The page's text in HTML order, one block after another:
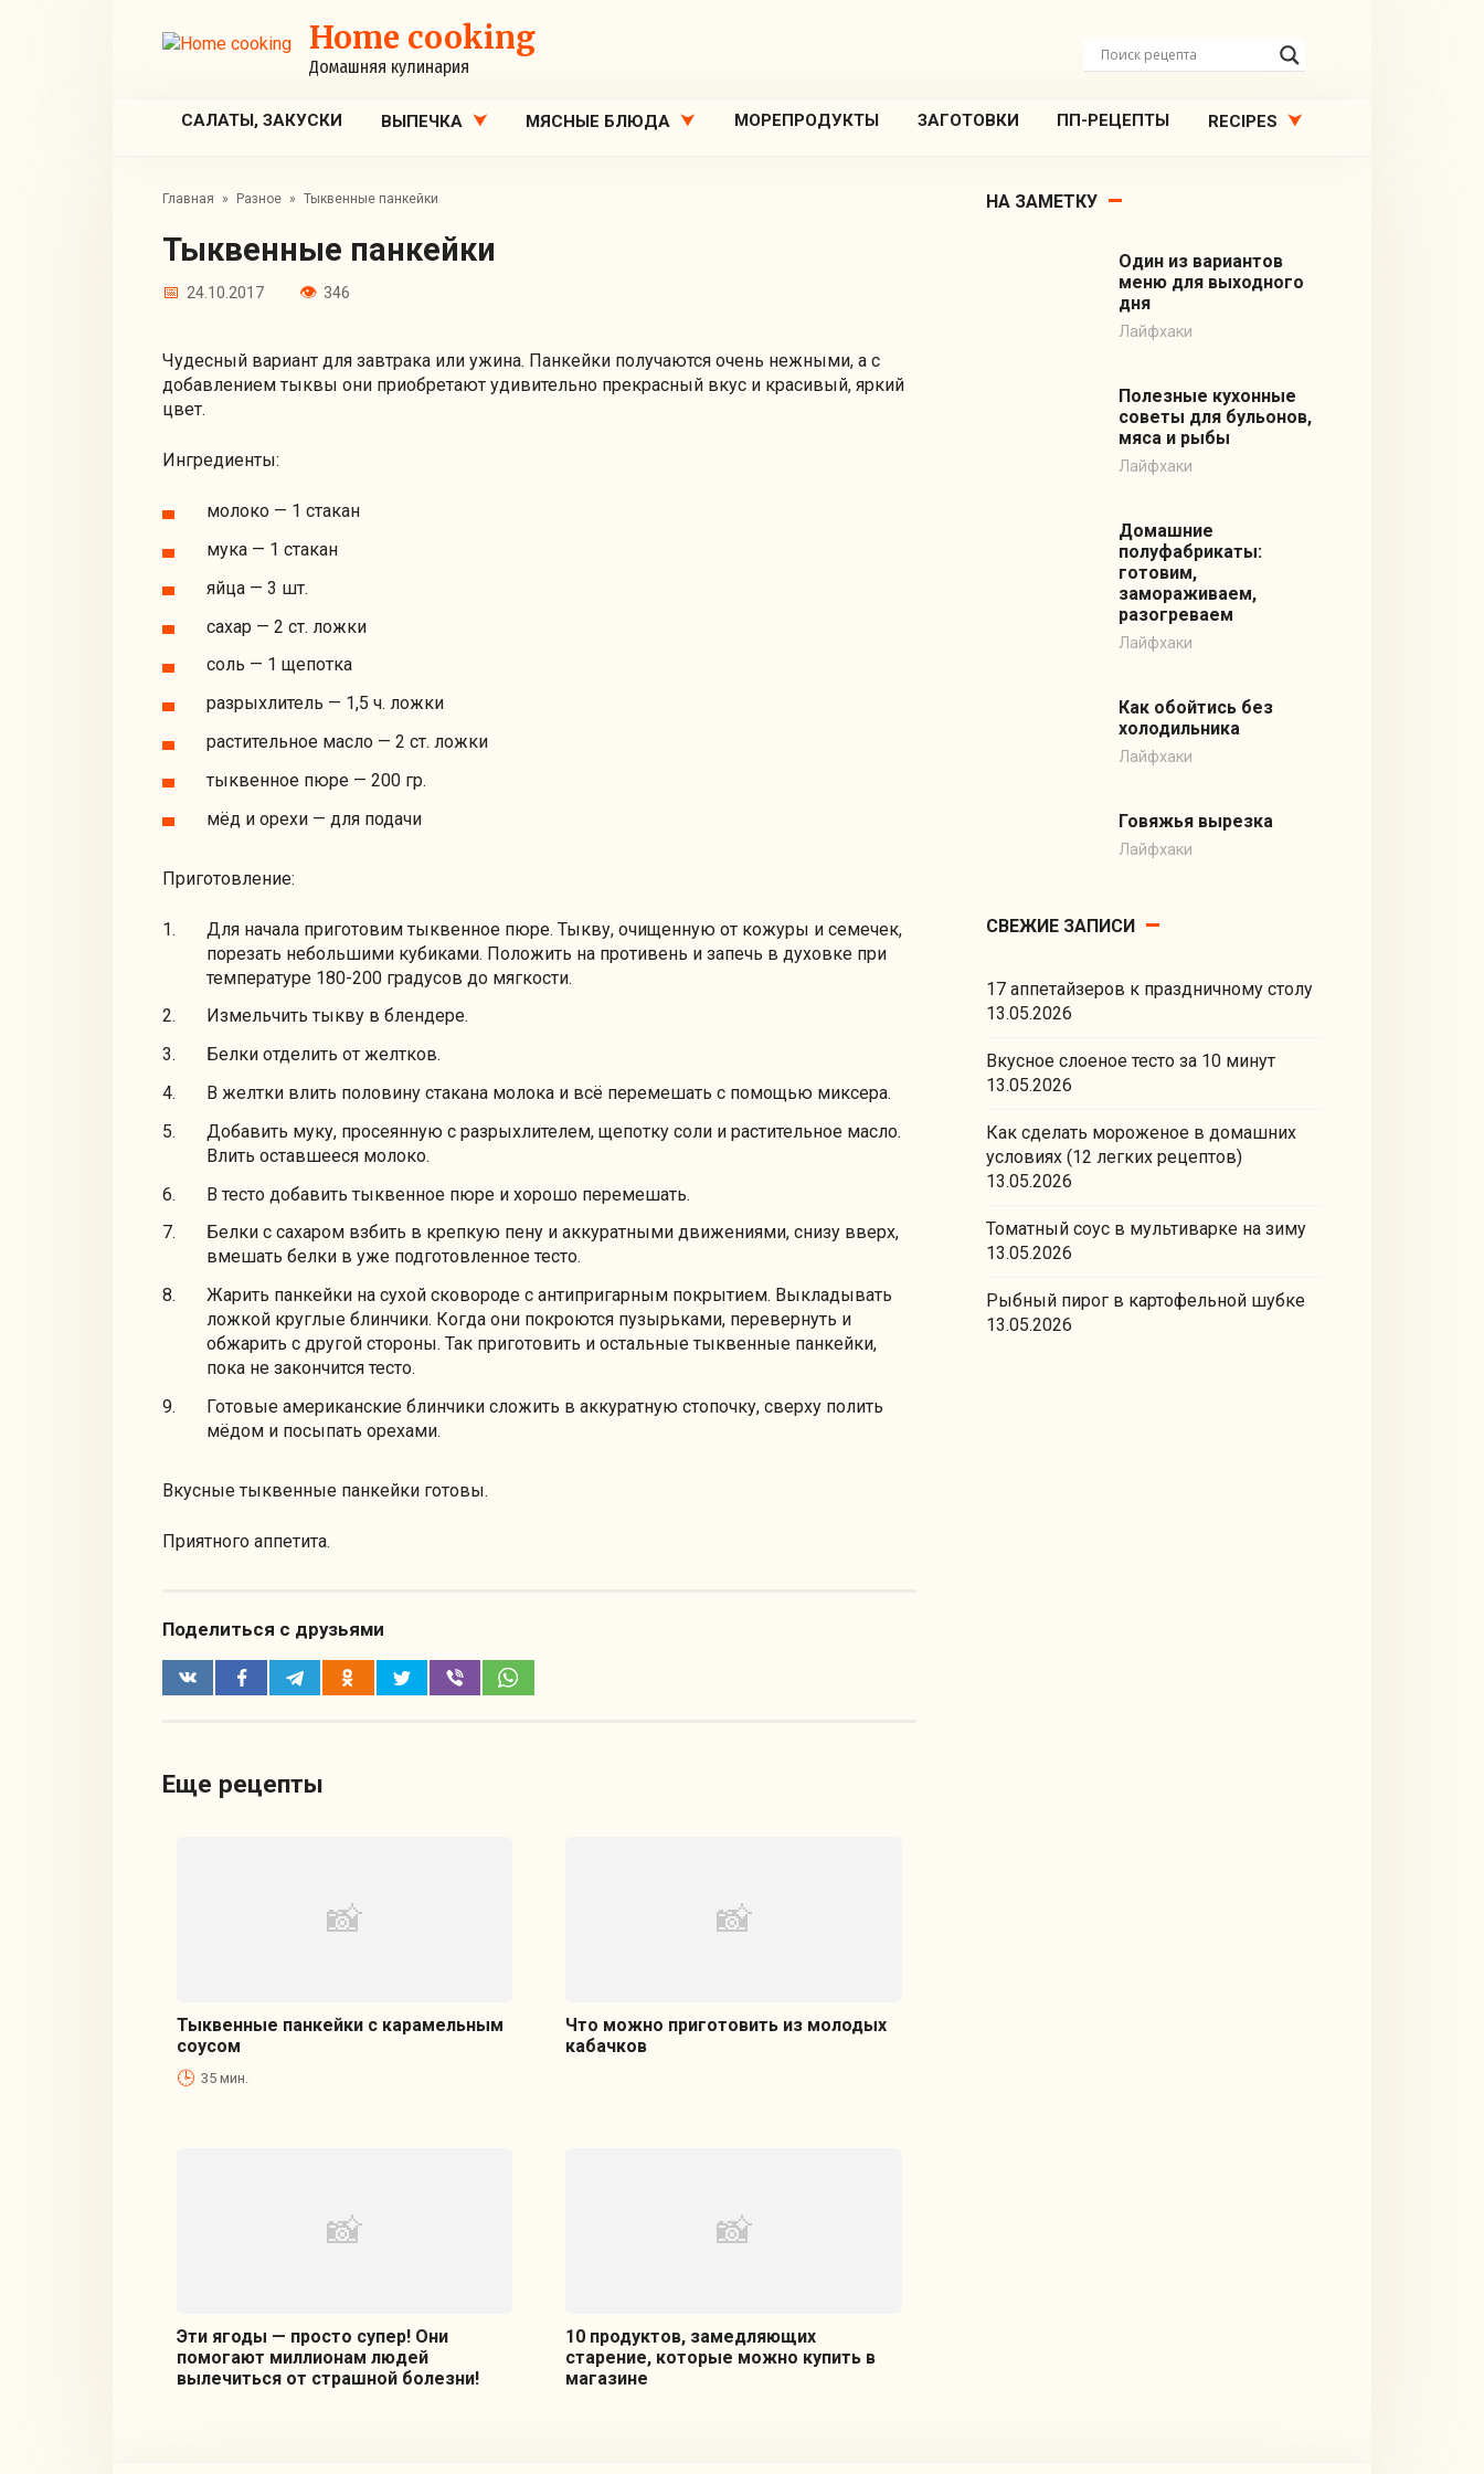
Home cooking
Домашняя кулинария
САЛАТЫ, ЗАКУСКИ ВЫПЕЧКА МЯСНЫЕ БЛЮДА МОРЕПРОДУКТЫ ЗАГОТОВКИ ПП-РЕЦЕПТЫ RECIPES
Главная » Разное » Тыквенные панкейки
Тыквенные панкейки
24.10.2017 346
Чудесный вариант для завтрака или ужина. Панкейки получаются очень нежными, а с
добавлением тыквы они приобретают удивительно прекрасный вкус и красивый, яркий
цвет.
Ингредиенты:
молоко — 1 стакан
мука — 1 стакан
яйца — 3 шт.
сахар — 2 ст. ложки
соль — 1 щепотка
разрыхлитель — 1,5 ч. ложки
растительное масло — 2 ст. ложки
тыквенное пюре — 200 гр.
мёд и орехи — для подачи
Приготовление:
Для начала приготовим тыквенное пюре. Тыкву, очищенную от кожуры и семечек,
порезать небольшими кубиками. Положить на противень и запечь в духовке при
температуре 180-200 градусов до мягкости.
Измельчить тыкву в блендере.
Белки отделить от желтков.
В желтки влить половину стакана молока и всё перемешать с помощью миксера.
Добавить муку, просеянную с разрыхлителем, щепотку соли и растительное масло.
Влить оставшееся молоко.
В тесто добавить тыквенное пюре и хорошо перемешать.
Белки с сахаром взбить в крепкую пену и аккуратными движениями, снизу вверх,
вмешать белки в уже подготовленное тесто.
Жарить панкейки на сухой сковороде с антипригарным покрытием. Выкладывать
ложкой круглые блинчики. Когда они покроются пузырьками, перевернуть и
обжарить с другой стороны. Так приготовить и остальные тыквенные панкейки,
пока не закончится тесто.
Готовые американские блинчики сложить в аккуратную стопочку, сверху полить
мёдом и посыпать орехами.
Вкусные тыквенные панкейки готовы.
Приятного аппетита.
Поделиться с друзьями
Еще рецепты
Тыквенные панкейки с карамельным
соусом
35 мин.
Что можно приготовить из молодых
кабачков
Эти ягоды — просто супер! Они
помогают миллионам людей
вылечиться от страшной болезни!
10 продуктов, замедляющих
старение, которые можно купить в
магазине
НА ЗАМЕТКУ
Один из вариантов
меню для выходного
дня
Лайфхаки
Полезные кухонные
советы для бульонов,
мяса и рыбы
Лайфхаки
Домашние
полуфабрикаты:
готовим,
замораживаем,
разогреваем
Лайфхаки
Как обойтись без
холодильника
Лайфхаки
Говяжья вырезка
Лайфхаки
СВЕЖИЕ ЗАПИСИ
17 аппетайзеров к праздничному столу
13.05.2026
Вкусное слоеное тесто за 10 минут
13.05.2026
Как сделать мороженое в домашних
условиях (12 легких рецептов)
13.05.2026
Томатный соус в мультиварке на зиму
13.05.2026
Рыбный пирог в картофельной шубке
13.05.2026